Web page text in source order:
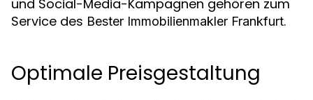
und Social-Media-Kampagnen gehören zum
Service des Bester Immobilienmakler Frankfurt.
Optimale Preisgestaltung